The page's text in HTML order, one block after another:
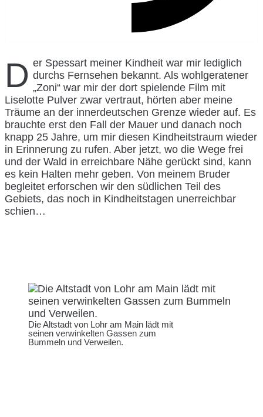
Der Spessart meiner Kindheit war mir lediglich durchs Fernsehen bekannt. Als wohlgeratener
„Zoni“ war mir der dort spielende Film mit
Liselotte Pulver zwar vertraut, hörten aber meine
Träume an der innerdeutschen Grenze wieder auf. Es
brauchte erst den Fall der Mauer und danach noch
knapp 25 Jahre, um mir diesen Kindheitstraum wieder
in Erinnerung zu rufen. Aber jetzt, wo die Wege frei
und der Wald in erreichbare Nähe gerückt sind, kann
es kein Halten mehr geben. Von meinem Bruder
begleitet erforschen wir den südlichen Teil des
Gebiets, das noch in Kindheitstagen unerreichbar
schien…
Die Altstadt von Lohr am Main lädt mit
seinen verwinkelten Gassen zum
Bummeln und Verweilen.